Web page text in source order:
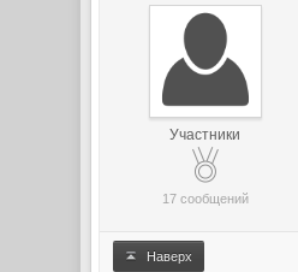
Участники
17 сообщений
Наверх